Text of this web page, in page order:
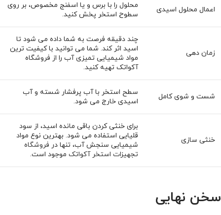
اعمال محلول اسیدی
محلول را با برس و یا اسفنج مخصوص، بر روی
سطوح استخر پخش کنید.
زمان ‌دهی
چند دقیقه فرصت به شما داده می‌ شود تا
اسید اثر کند. شما می توانید با کیفیت ترین
مواد شیمیایی تمیزی آب را از فروشگاه
آکواتک تهیه کنید.
شست و شوی کامل
سطح استخر با آب پرفشار شسته و آب
اسیدی خارج می ‌شود.
خنثی‌ سازی
برای خنثی کردن باقی‌ مانده اسید، از سود
قلیایی استفاده می ‌شود. بهترین نوع مواد
شیمیایی سنجش آب، تنها در فروشگاه
تجهیزات استخر آکواتک موجود است.
سخن نهایی